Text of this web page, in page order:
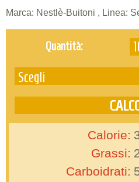
Marca: Nestlè-Buitoni , Linea:
Quantità:
Calorie:
Grassi:
Carboidrati: